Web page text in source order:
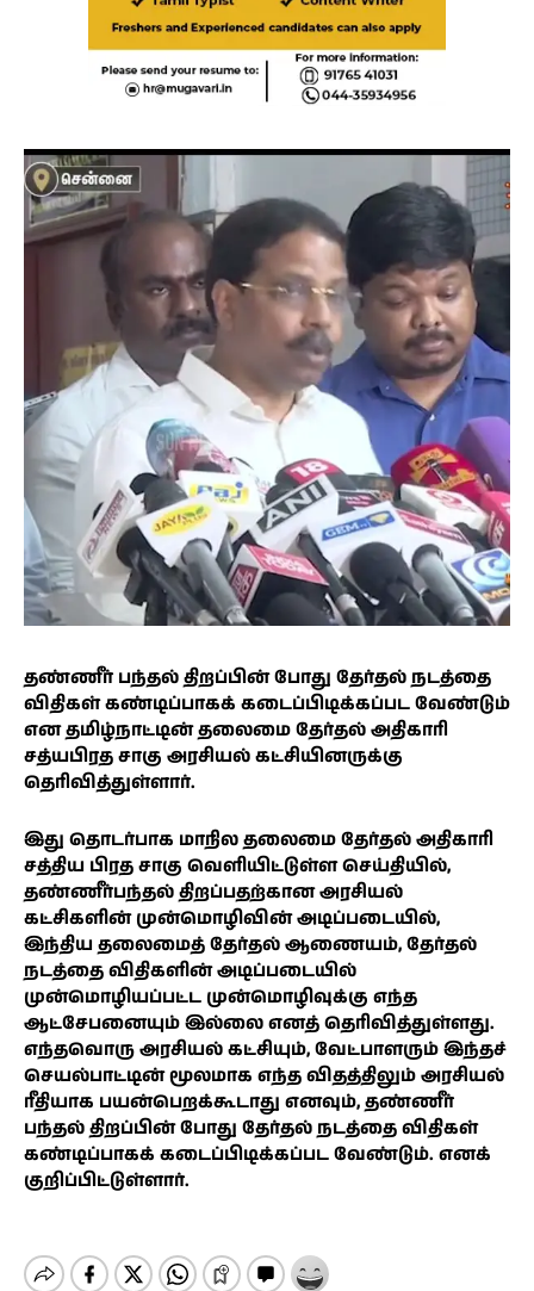
தண்ணீர் பந்தல் திறப்பின் போது தேர்தல் நடத்தை
விதிகள் கண்டிப்பாகக் கடைப்பிடிக்கப்பட வேண்டும்
என தமிழ்நாட்டின் தலைமை தேர்தல் அதிகாரி
சத்யபிரத சாகு அரசியல் கட்சியினருக்கு
தெரிவித்துள்ளார்.
இது தொடர்பாக மாநில தலைமை தேர்தல் அதிகாரி
சத்திய பிரத சாகு வெளியிட்டுள்ள செய்தியில்,
தண்ணீர்பந்தல் திறப்பதற்கான அரசியல்
கட்சிகளின் முன்மொழிவின் அடிப்படையில்,
இந்திய தலைமைத் தேர்தல் ஆணையம், தேர்தல்
நடத்தை விதிகளின் அடிப்படையில்
முன்மொழியப்பட்ட முன்மொழிவுக்கு எந்த
ஆட்சேபனையும் இல்லை எனத் தெரிவித்துள்ளது.
எந்தவொரு அரசியல் கட்சியும், வேட்பாளரும் இந்தச்
செயல்பாட்டின் மூலமாக எந்த விதத்திலும் அரசியல்
ரீதியாக பயன்பெறக்கூடாது எனவும், தண்ணீர்
பந்தல் திறப்பின் போது தேர்தல் நடத்தை விதிகள்
கண்டிப்பாகக் கடைப்பிடிக்கப்பட வேண்டும். எனக்
குறிப்பிட்டுள்ளார்.